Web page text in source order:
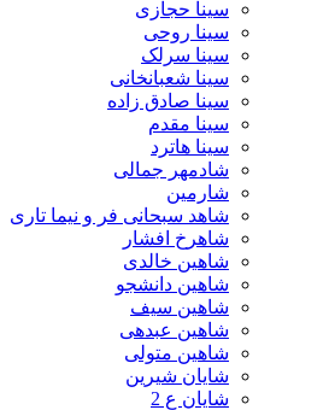
سینا حجازی
سینا روحی
سینا سرلک
سینا شعبانخانی
سینا صادق زاده
سینا مقدم
سینا هاترد
شادمهر جمالی
شارمین
شاهد سبحانی فر و نیما تاری
شاهرخ افشار
شاهین خالدی
شاهین دانشجو
شاهین سیف
شاهین عبدهی
شاهین متولی
شایان شیرین
شایان ع 2